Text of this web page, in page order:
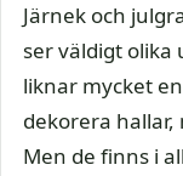
Järnek och
ser väldigt olika
liknar mycket
dekorera hallar,
Men de finns i